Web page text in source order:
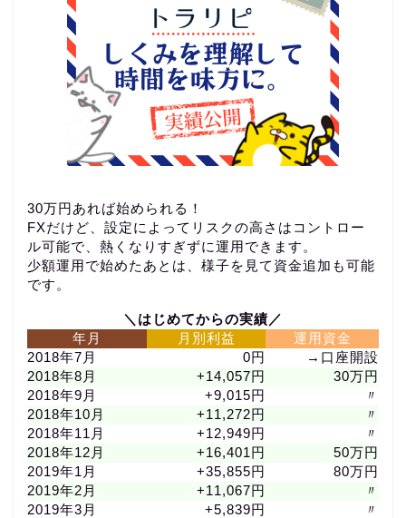
30万円あれば始められる！
FXだけど、設定によってリスクの高さはコントロー
ル可能で、熱くなりすぎずに運用できます。
少額運用で始めたあとは、様子を見て資金追加も可能
です。
＼はじめてからの実績／
年月
月別利益
運用資金
2018年7月
0円
→口座開設
2018年8月
+14,057円
30万円
2018年9月
+9,015円
〃
2018年10月
+11,272円
〃
2018年11月
+12,949円
〃
2018年12月
+16,401円
50万円
2019年1月
+35,855円
80万円
2019年2月
+11,067円
〃
2019年3月
+5,839円
〃